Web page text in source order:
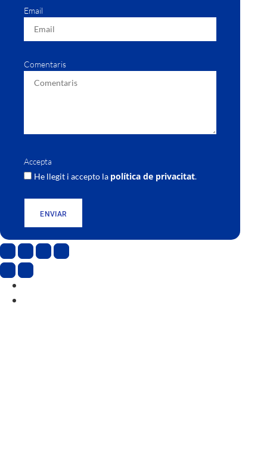
Email
Comentaris
Accepta
He llegit i accepto la política de privacitat.
ENVIAR